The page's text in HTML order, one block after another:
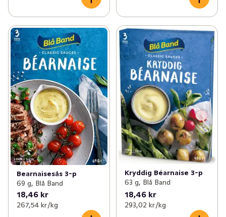
✓ Pressad citrus & ingefära (6)
✓ Tryffel 0
✓ Mango chutney (4)
✓ Aromsmör (5)
✓ Övrig sås (19)
✓ Hollandaisesås (4)
✓ Mangorajasås
✓ Brunsås (1)
✓ Hovmästarsås (4)
✓ Kebabsås (12)
✓ Remouladsås
Bearnaisesås 3-p
69 g, Blå Band
18,46 kr
267,54 kr /kg
Kryddig Béarnaise 3-p
63 g, Blå Band
18,46 kr
293,02 kr /kg